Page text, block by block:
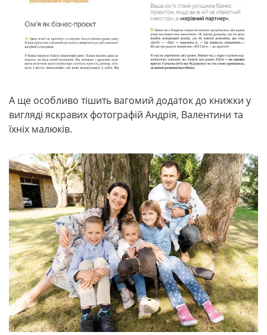
А ще особливо тішить вагомий додаток до книжки у
вигляді яскравих фотографій Андрія, Валентини та
їхніх малюків.